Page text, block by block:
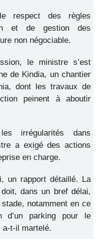
respect des règles
et de gestion des
non négociable.
le ministre s’est
de Kindia, un chantier
dont les travaux de
peinent à aboutir
irrégularités dans
a exigé des actions
en charge.
un rapport détaillé. La
dans un bref délai,
notamment en ce
d’un parking pour le
a-t-il martelé.